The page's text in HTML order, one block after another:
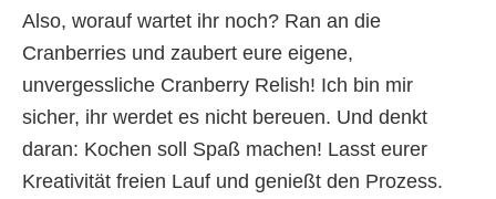
Also, worauf wartet ihr noch? Ran an die
Cranberries und zaubert eure eigene,
unvergessliche Cranberry Relish! Ich bin mir
sicher, ihr werdet es nicht bereuen. Und denkt
daran: Kochen soll Spaß machen! Lasst eurer
Kreativität freien Lauf und genießt den Prozess.